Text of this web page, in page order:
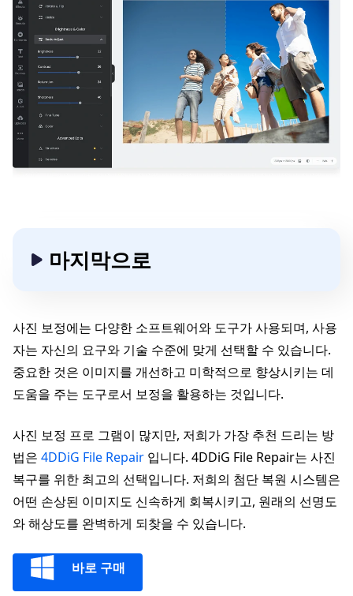
마지막으로
사진 보정에는 다양한 소프트웨어와 도구가 사용되며, 사용
자는 자신의 요구와 기술 수준에 맞게 선택할 수 있습니다.
중요한 것은 이미지를 개선하고 미학적으로 향상시키는 데
도움을 주는 도구로서 보정을 활용하는 것입니다.
사진 보정 프로 그램이 많지만, 저희가 가장 추천 드리는 방
법은 4DDiG File Repair 입니다. 4DDiG File Repair는 사진
복구를 위한 최고의 선택입니다. 저희의 첨단 복원 시스템은
어떤 손상된 이미지도 신속하게 회복시키고, 원래의 선명도
와 해상도를 완벽하게 되찾을 수 있습니다.
바로 구매